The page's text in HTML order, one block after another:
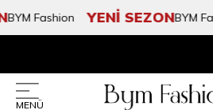
Fashion YENİ SEZONBYM
MENÜ